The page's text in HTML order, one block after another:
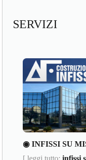
SERVIZI
◉ INFISSI SU